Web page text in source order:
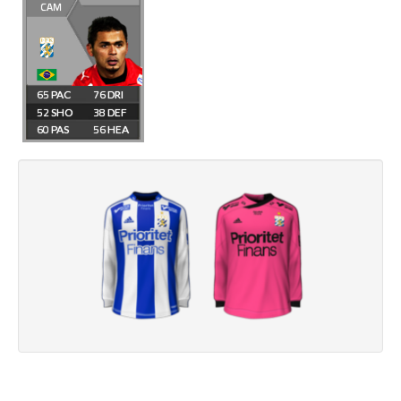
CAM
65
52
60
76
38
56